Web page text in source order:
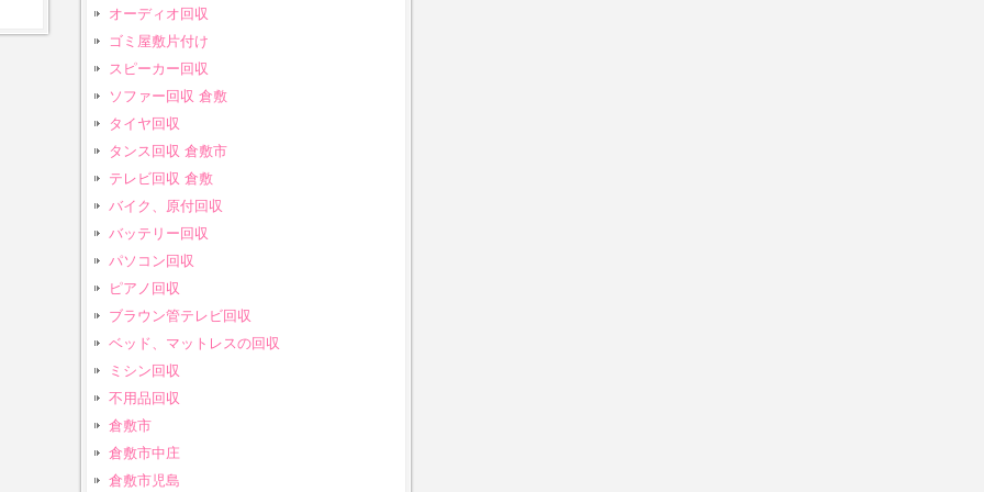
オーディオ回収
ゴミ屋敷片付け
スピーカー回収
ソファー回収 倉敷
タイヤ回収
タンス回収 倉敷市
テレビ回収 倉敷
バイク、原付回収
バッテリー回収
パソコン回収
ピアノ回収
ブラウン管テレビ回収
ベッド、マットレスの回収
ミシン回収
不用品回収
倉敷市
倉敷市中庄
倉敷市児島